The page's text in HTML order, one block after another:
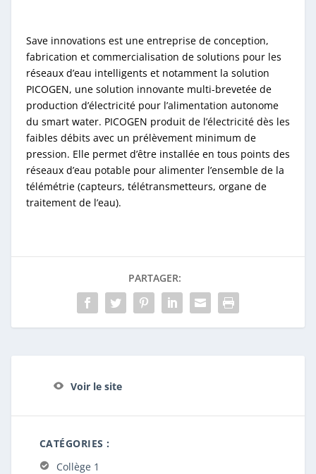
Save innovations est une entreprise de conception,
fabrication et commercialisation de solutions pour les
réseaux d’eau intelligents et notamment la solution
PICOGEN, une solution innovante multi-brevetée de
production d’électricité pour l’alimentation autonome
du smart water. PICOGEN produit de l’électricité dès les
faibles débits avec un prélèvement minimum de
pression. Elle permet d’être installée en tous points des
réseaux d’eau potable pour alimenter l’ensemble de la
télémétrie (capteurs, télétransmetteurs, organe de
traitement de l’eau).
PARTAGER:
Voir le site
CATÉGORIES :
Collège 1